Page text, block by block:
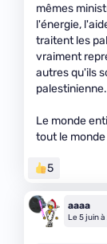
mêmes
l'énergie,
traitent les
vraiment
autres qu'ils
palestinienne.
Le monde
tout le
5
aaaa
Le 5 juin à